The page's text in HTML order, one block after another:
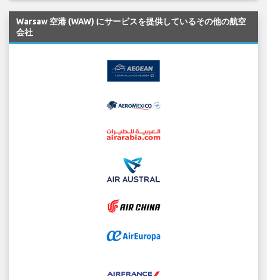
Warsaw 空港 (WAW) にサービスを提供しているその他の航空
会社